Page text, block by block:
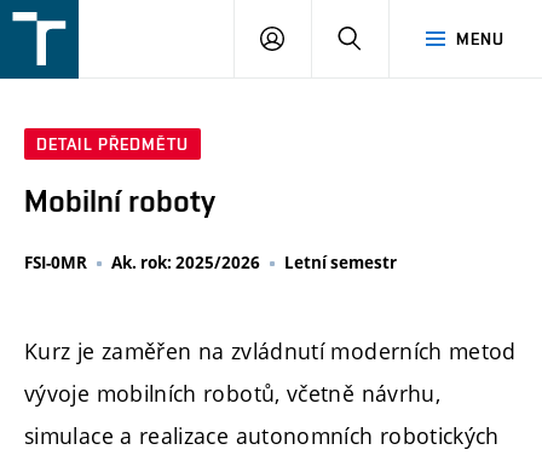
v
MENU
PŘIHLÁŠENÍ
DETAIL PŘEDMĚTU
Mobilní roboty
FSI-0MR Ak. rok: 2025/2026 Letní semestr
Kurz je zaměřen na zvládnutí moderních metod
vývoje mobilních robotů, včetně návrhu,
simulace a realizace autonomních robotických